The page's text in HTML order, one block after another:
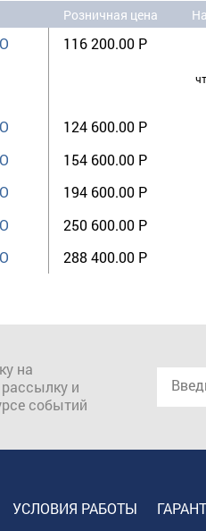
Розничная цена
116 200.00 Р
124 600.00 Р
154 600.00 Р
194 600.00 Р
250 600.00 Р
288 400.00 Р
на
и
событий
УСЛОВИЯ РАБОТЫ